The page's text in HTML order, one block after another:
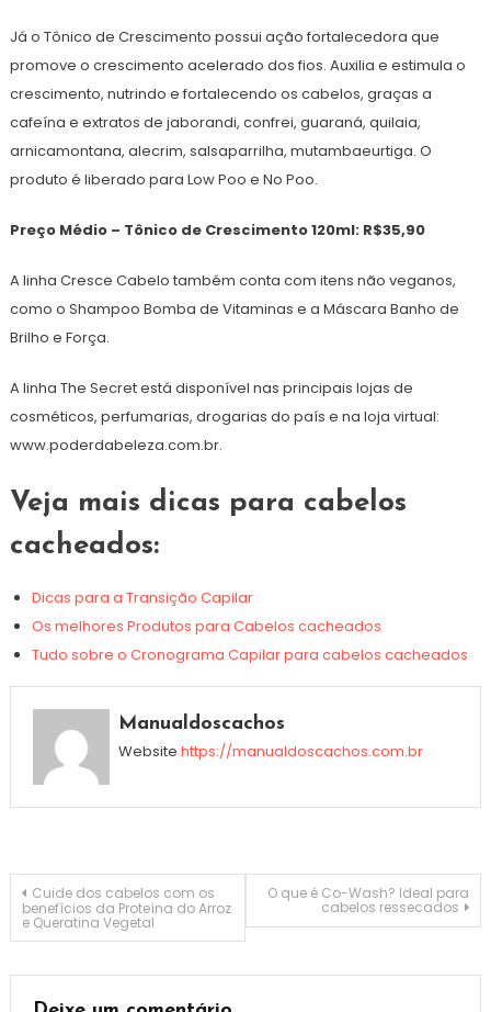
Já o Tônico de Crescimento possui ação fortalecedora que
promove o crescimento acelerado dos fios. Auxilia e estimula o
crescimento, nutrindo e fortalecendo os cabelos, graças a
cafeína e extratos de jaborandi, confrei, guaraná, quilaia,
arnicamontana, alecrim, salsaparrilha, mutambaeurtiga. O
produto é liberado para Low Poo e No Poo.
Preço Médio – Tônico de Crescimento 120ml: R$35,90
A linha Cresce Cabelo também conta com itens não veganos,
como o Shampoo Bomba de Vitaminas e a Máscara Banho de
Brilho e Força.
A linha The Secret está disponível nas principais lojas de
cosméticos, perfumarias, drogarias do país e na loja virtual:
www.poderdabeleza.com.br.
Veja mais dicas para cabelos
cacheados:
Dicas para a Transição Capilar
Os melhores Produtos para Cabelos cacheados
Tudo sobre o Cronograma Capilar para cabelos cacheados
Manualdoscachos
Website https://manualdoscachos.com.br
Navegação
de
Post
Cuide dos cabelos com os
benefícios da Proteína do Arroz
e Queratina Vegetal
O que é Co-Wash? Ideal para
cabelos ressecados